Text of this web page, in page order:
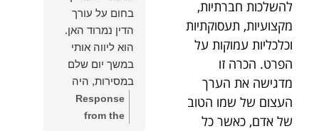
להשלכות חברתיות,
מקצועיות, תעסוקתיות
וכלכליות עמוקות על
הפרט. הכרה זו
מדגישה את הערך
העצום של שמו הטוב
של אדם, כאשר כל
שמחה שאתם
איתי ותזכו לטוב
כפי
שאתם....תבורכו
ברכה והצלחה
וחיבוק ממני🙂😘
💓
שמחנו מאוד
לקרוא את
דברייך. אנו
מעריכים את
האמון שנתת בנו
ונמשיך לעמוד
לצידך וללוות
אותך במסירות.
בחום על עורך
הדין נמרוד האן.
הוא ליווה אותי
במשך יום שלם
במסירות, היה
זמין לכל שאלה,
הכווין אותי בכל
Response
from the